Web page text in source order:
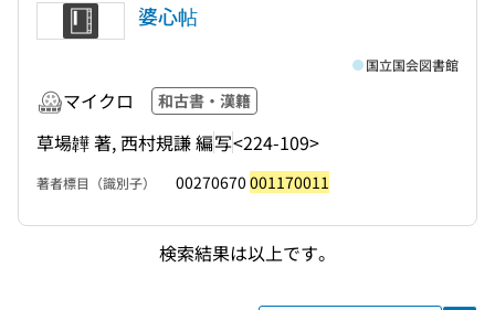
婆心帖
マイクロ 和古書・漢籍
草場韡 著, 西村規謙 編写<224-109>
国立国会図書館
著者標目（識別子） 00270670 001170011
検索結果は以上です。